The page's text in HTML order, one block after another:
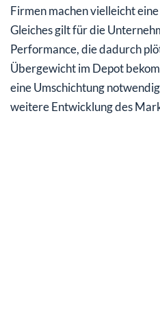
Firmen machen vielleicht
Gleiches gilt für die
Performance, die dadurch
Übergewicht im Depot
eine Umschichtung
weitere Entwicklung des